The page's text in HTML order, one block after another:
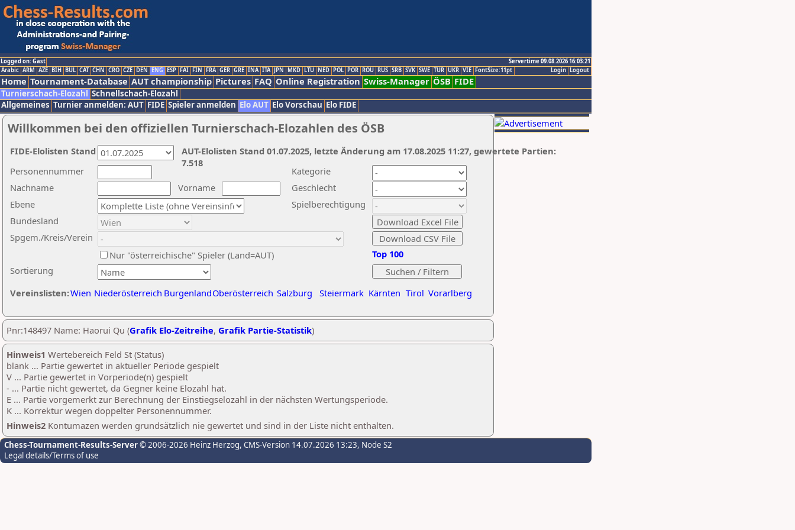
Logged on: Gast
Servertime 09.08.2026 16:03:21
Logout
Login
Arabic ARM AZE BIH BUL CAT CHN CRO CZE DEN ENG ESP FAI FIN FRA GER GRE INA ITA JPN MKD LTU NED POL POR ROU RUS SRB SVK SWE TUR UKR VIE FontSize:11pt
Home Tournament-Database AUT championship Pictures FAQ Online Registration Swiss-Manager ÖSB FIDE
Turnierschach-Elozahl Schnellschach-Elozahl
Allgemeines Turnier anmelden: AUT FIDE Spieler anmelden Elo AUT Elo Vorschau Elo FIDE
Willkommen bei den offiziellen Turnierschach-Elozahlen des ÖSB
Nachname
Vorname
Ebene
Kategorie
Sortierung
Personennummer
Bundesland
Spgem./Kreis/Verein
Geschlecht
Nur "österreichische" Spieler (Land=AUT)
Spielberechtigung
Vereinslisten:Wien Niederösterreich BurgenlandOberösterreich Salzburg Steiermark Kärnten Tirol Vorarlberg
Top 100
AUT-Elolisten Stand 01.07.2025, letzte Änderung am 17.08.2025 11:27, gewertete Partien:
7.518
FIDE-Elolisten Stand
Pnr:148497 Name: Haorui Qu (Grafik Elo-Zeitreihe, Grafik Partie-Statistik)
Hinweis1 Wertebereich Feld St (Status)
blank ... Partie gewertet in aktueller Periode gespielt
V ... Partie gewertet in Vorperiode(n) gespielt
- ... Partie nicht gewertet, da Gegner keine Elozahl hat.
E ... Partie vorgemerkt zur Berechnung der Einstiegselozahl in der nächsten Wertungsperiode.
K ... Korrektur wegen doppelter Personennummer.
Hinweis2 Kontumazen werden grundsätzlich nie gewertet und sind in der Liste nicht enthalten.
Chess-Tournament-Results-Server© 2006-2026 Heinz Herzog, CMS-Version 14.07.2026 13:23, Node S2
Legal details/Terms of use